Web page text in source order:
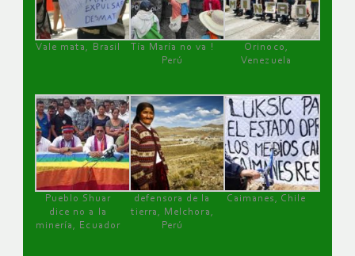
Vale mata, Brasil
Tía María no va !
Perú
Orinoco,
Venezuela
Pueblo Shuar
dice no a la
minería, Ecuador
defensora de la
tierra, Melchora,
Perú
Caimanes, Chile